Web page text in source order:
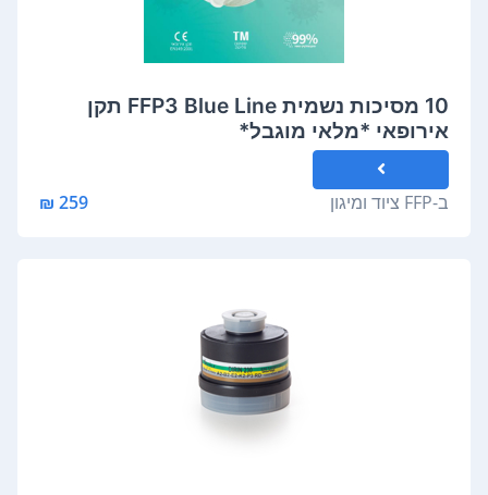
10 מסיכות נשמית FFP3 Blue Line תקן
אירופאי *מלאי מוגבל*
ב-FFP ציוד ומיגון 259 ₪